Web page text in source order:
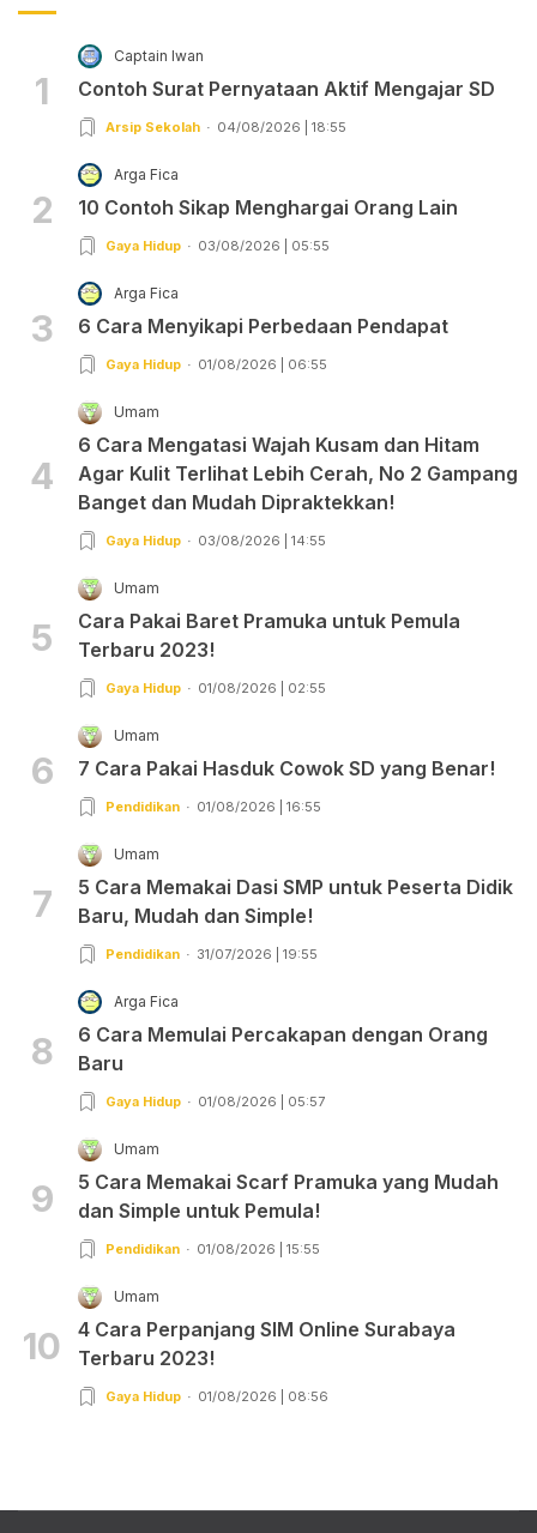
1
Captain Iwan
Contoh Surat Pernyataan Aktif Mengajar SD
Arsip Sekolah 04/08/2026 | 18:55
2
Arga Fica
10 Contoh Sikap Menghargai Orang Lain
Gaya Hidup 03/08/2026 | 05:55
3
Arga Fica
6 Cara Menyikapi Perbedaan Pendapat
Gaya Hidup 01/08/2026 | 06:55
4
Umam
6 Cara Mengatasi Wajah Kusam dan Hitam
Agar Kulit Terlihat Lebih Cerah, No 2 Gampang
Banget dan Mudah Dipraktekkan!
Gaya Hidup 03/08/2026 | 14:55
5
Umam
Cara Pakai Baret Pramuka untuk Pemula
Terbaru 2023!
Gaya Hidup 01/08/2026 | 02:55
6
Umam
7 Cara Pakai Hasduk Cowok SD yang Benar!
Pendidikan 01/08/2026 | 16:55
7
Umam
5 Cara Memakai Dasi SMP untuk Peserta Didik
Baru, Mudah dan Simple!
Pendidikan 31/07/2026 | 19:55
8
Arga Fica
6 Cara Memulai Percakapan dengan Orang
Baru
Gaya Hidup 01/08/2026 | 05:57
9
Umam
5 Cara Memakai Scarf Pramuka yang Mudah
dan Simple untuk Pemula!
Pendidikan 01/08/2026 | 15:55
10
Umam
4 Cara Perpanjang SIM Online Surabaya
Terbaru 2023!
Gaya Hidup 01/08/2026 | 08:56